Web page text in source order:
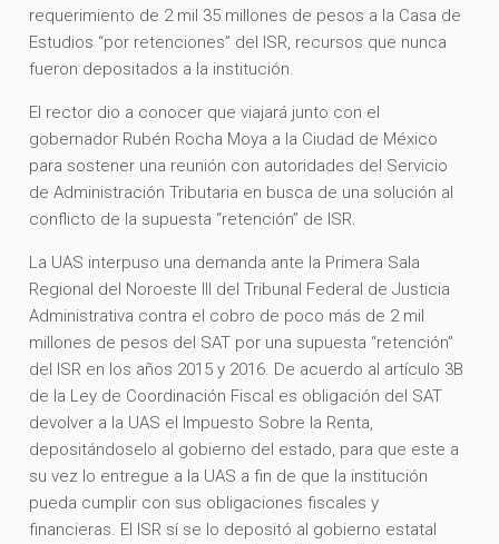
requerimiento de 2 mil 35 millones de pesos a la Casa de
Estudios “por retenciones” del ISR, recursos que nunca
fueron depositados a la institución.
El rector dio a conocer que viajará junto con el
gobernador Rubén Rocha Moya a la Ciudad de México
para sostener una reunión con autoridades del Servicio
de Administración Tributaria en busca de una solución al
conflicto de la supuesta “retención” de ISR.
La UAS interpuso una demanda ante la Primera Sala
Regional del Noroeste III del Tribunal Federal de Justicia
Administrativa contra el cobro de poco más de 2 mil
millones de pesos del SAT por una supuesta “retención”
del ISR en los años 2015 y 2016. De acuerdo al artículo 3B
de la Ley de Coordinación Fiscal es obligación del SAT
devolver a la UAS el Impuesto Sobre la Renta,
depositándoselo al gobierno del estado, para que este a
su vez lo entregue a la UAS a fin de que la institución
pueda cumplir con sus obligaciones fiscales y
financieras. El ISR sí se lo depositó al gobierno estatal